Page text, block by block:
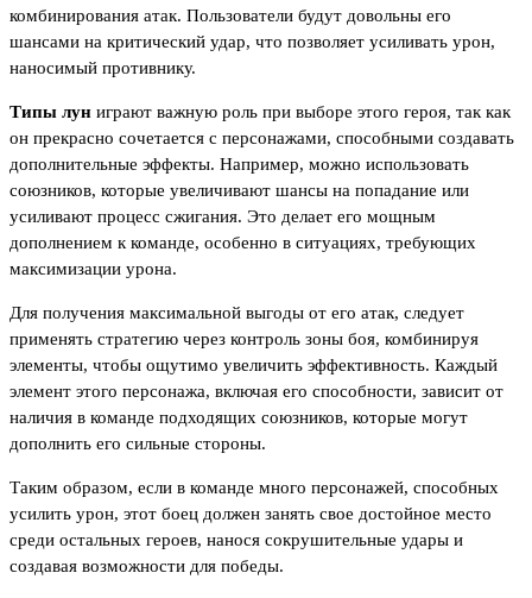
комбинирования атак. Пользователи будут довольны его
шансами на критический удар, что позволяет усиливать урон,
наносимый противнику.
Типы лун играют важную роль при выборе этого героя, так как
он прекрасно сочетается с персонажами, способными создавать
дополнительные эффекты. Например, можно использовать
союзников, которые увеличивают шансы на попадание или
усиливают процесс сжигания. Это делает его мощным
дополнением к команде, особенно в ситуациях, требующих
максимизации урона.
Для получения максимальной выгоды от его атак, следует
применять стратегию через контроль зоны боя, комбинируя
элементы, чтобы ощутимо увеличить эффективность. Каждый
элемент этого персонажа, включая его способности, зависит от
наличия в команде подходящих союзников, которые могут
дополнить его сильные стороны.
Таким образом, если в команде много персонажей, способных
усилить урон, этот боец должен занять свое достойное место
среди остальных героев, нанося сокрушительные удары и
создавая возможности для победы.